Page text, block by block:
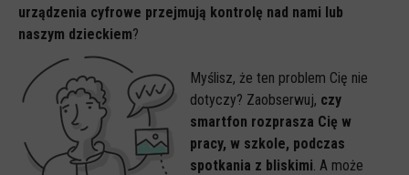
urządzenia cyfrowe przejmują kontrolę nad nami lub
naszym dzieckiem?
Myślisz, że ten problem Cię nie
dotyczy? Zaobserwuj, czy
smartfon rozprasza Cię w
pracy, w szkole, podczas
spotkania z bliskimi . A może